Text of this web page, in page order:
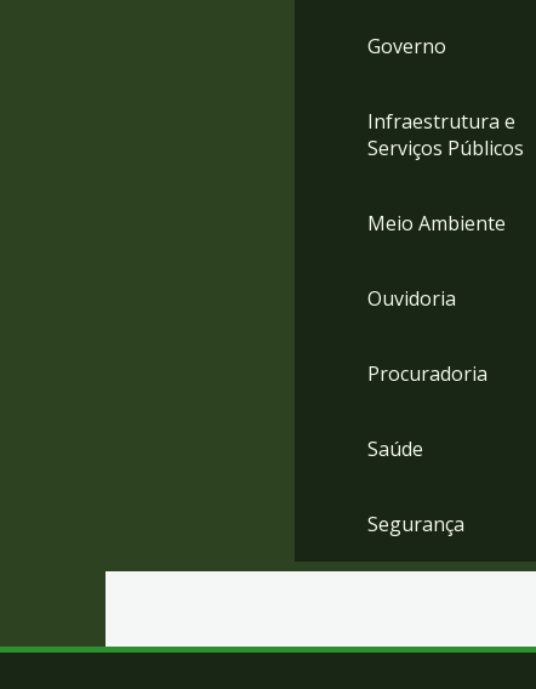
Governo
Infraestrutura e
Serviços Públicos
Meio Ambiente
Ouvidoria
Procuradoria
Saúde
Segurança